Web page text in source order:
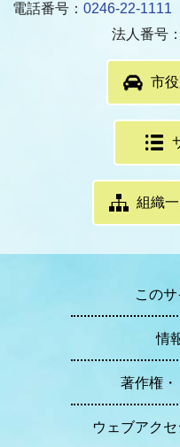
電話番号： 0246-22-1111
法人番号
市
組織
この
情
著作権
ウェブアク